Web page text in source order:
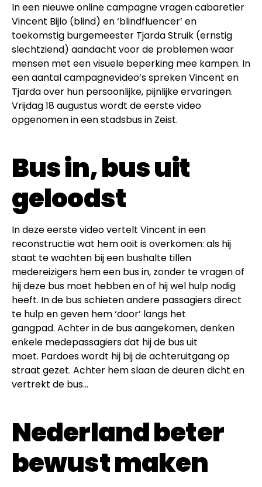
In een nieuwe online campagne vragen cabaretier
Vincent Bijlo (blind) en ‘blindfluencer’ en
toekomstig burgemeester Tjarda Struik (ernstig
slechtziend) aandacht voor de problemen waar
mensen met een visuele beperking mee kampen. In
een aantal campagnevideo’s spreken Vincent en
Tjarda over hun persoonlijke, pijnlijke ervaringen.
Vrijdag 18 augustus wordt de eerste video
opgenomen in een stadsbus in Zeist.
Bus in, bus uit
geloodst
In deze eerste video vertelt Vincent in een
reconstructie wat hem ooit is overkomen: als hij
staat te wachten bij een bushalte tillen
medereizigers hem een bus in, zonder te vragen of
hij deze bus moet hebben en of hij wel hulp nodig
heeft. In de bus schieten andere passagiers direct
te hulp en geven hem ‘door’ langs het
gangpad. Achter in de bus aangekomen, denken
enkele medepassagiers dat hij de bus uit
moet. Pardoes wordt hij bij de achteruitgang op
straat gezet. Achter hem slaan de deuren dicht en
vertrekt de bus…
Nederland beter
bewust maken